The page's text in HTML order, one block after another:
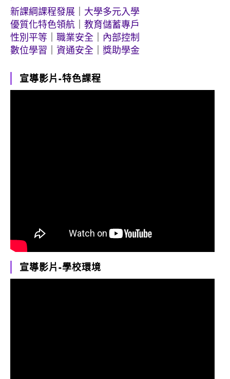
新課綱課程發展
大學多元入學
優質化特色領航
教育儲蓄專戶
性別平等
職業安全
內部控制
數位學習
資通安全 獎助學金
宣導影片-特色課程
宣導影片-學校環境